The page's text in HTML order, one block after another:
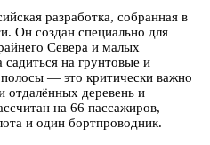
разработка, собранная в
Он создан специально для
Севера и малых
на грунтовые и
— это критически важно
отдалённых деревень и
на 66 пассажиров,
и один бортпроводник.